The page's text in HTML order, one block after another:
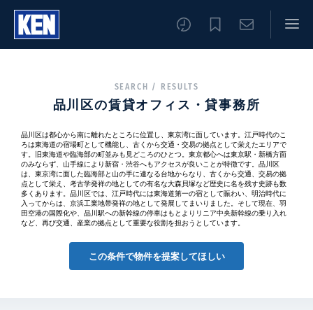
SEARCH / RESULTS
品川区の賃貸オフィス・貸事務所
品川区は都心から南に離れたところに位置し、東京湾に面しています。江戸時代のこ
ろは東海道の宿場町として機能し、古くから交通・交易の拠点として栄えたエリアで
す。旧東海道や臨海部の町並みも見どころのひとつ。東京都心へは東京駅・新橋方面
のみならず、山手線により新宿・渋谷へもアクセスが良いことが特徴です。品川区
は、東京湾に面した臨海部と山の手に連なる台地からなり、古くから交通、交易の拠
点として栄え、考古学発祥の地としての有名な大森貝塚など歴史に名を残す史跡も数
多くあります。品川区では、江戸時代には東海道第一の宿として賑わい、明治時代に
入ってからは、京浜工業地帯発祥の地として発展してまいりました。そして現在、羽
田空港の国際化や、品川駅への新幹線の停車はもとよりリニア中央新幹線の乗り入れ
など、再び交通、産業の拠点として重要な役割を担おうとしています。
この条件で物件を提案してほしい